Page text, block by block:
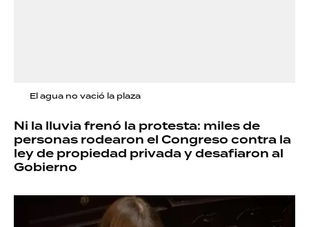
El agua no vació la plaza
Ni la lluvia frenó la protesta: miles de
personas rodearon el Congreso contra la
ley de propiedad privada y desafiaron al
Gobierno